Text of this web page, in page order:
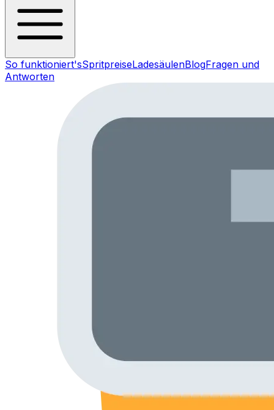
So funktioniert'sSpritpreiseLadesäulenBlogFragen und
Antworten